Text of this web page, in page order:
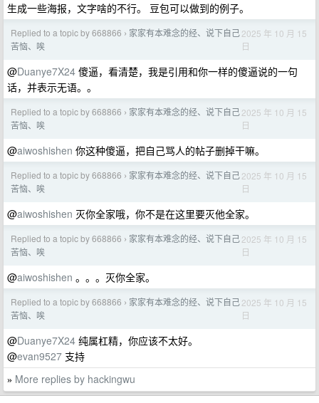
生成一些海报，文字啥的不行。 豆包可以做到的例子。
Replied to a topic by 668866 › 家家有本难念的经、说下自己
苦恼、唉
2025 年 10 月 15
日
@Duanye7X24 傻逼，看清楚，我是引用和你一样的傻逼说的一句
话，并表示无语。。
Replied to a topic by 668866 › 家家有本难念的经、说下自己
苦恼、唉
2025 年 10 月 15
日
@aiwoshishen 你这种傻逼，把自己骂人的帖子删掉干嘛。
Replied to a topic by 668866 › 家家有本难念的经、说下自己
苦恼、唉
2025 年 10 月 15
日
@aiwoshishen 灭你全家哦，你不是在这里要灭他全家。
Replied to a topic by 668866 › 家家有本难念的经、说下自己
苦恼、唉
2025 年 10 月 15
日
@aiwoshishen 。。。灭你全家。
Replied to a topic by 668866 › 家家有本难念的经、说下自己
苦恼、唉
2025 年 10 月 15
日
@Duanye7X24 纯属杠精，你应该不太好。
@evan9527 支持
» More replies by hackingwu